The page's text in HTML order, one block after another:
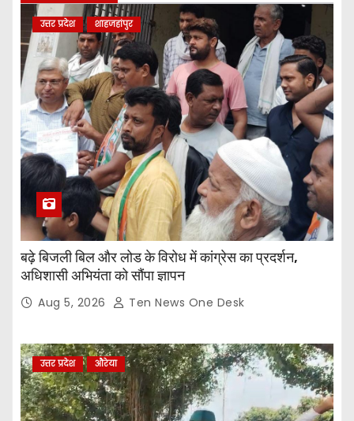
उत्तर प्रदेश शाहजहांपुर
बढ़े बिजली बिल और लोड के विरोध में कांग्रेस का प्रदर्शन,
अधिशासी अभियंता को सौंपा ज्ञापन
Aug 5, 2026 Ten News One Desk
उत्तर प्रदेश औरेया